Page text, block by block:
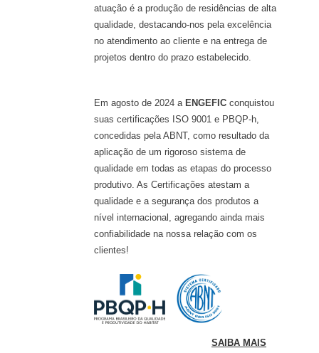
atuação é a produção de residências de alta
qualidade, destacando-nos pela excelência
no atendimento ao cliente e na entrega de
projetos dentro do prazo estabelecido.
Em agosto de 2024 aENGEFICconquistou
suas certificações ISO 9001 e PBQP-h,
concedidas pela ABNT, como resultado da
aplicação de um rigoroso sistema de
qualidade em todas as etapas do processo
produtivo. As Certificações atestam a
qualidade e a segurança dos produtos a
nível internacional, agregando ainda mais
confiabilidade na nossa relação com os
clientes!
SAIBA MAIS